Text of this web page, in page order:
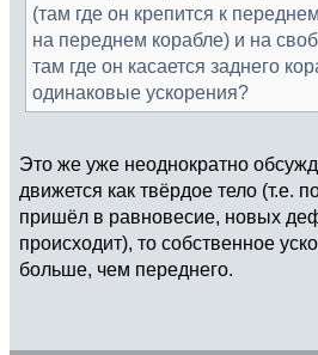
(там где он крепится к
на переднем корабле) и на
там где он касается заднего
одинаковые ускорения?
Это же уже неоднократно
движется как твёрдое тело (т.е.
пришёл в равновесие, новых
происходит), то собственное
больше, чем переднего.